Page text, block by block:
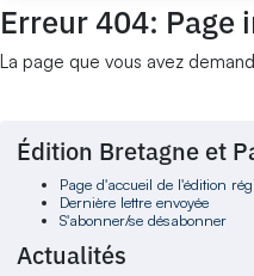
Erreur 404: Page
La page que vous avez
Édition Bretagne et
Page d'accueil de l'édition
Dernière lettre envoyée
S'abonner/se désabonner
Actualités